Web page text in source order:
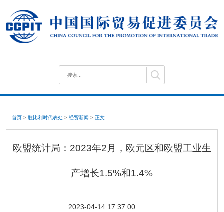
首页 > 驻比利时代表处 > 经贸新闻 > 正文
欧盟统计局：2023年2月，欧元区和欧盟工业生
产增长1.5%和1.4%
2023-04-14 17:37:00